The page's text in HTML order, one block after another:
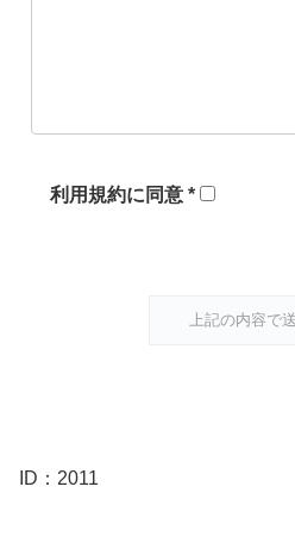
利用規約に同意 *
ID：2011